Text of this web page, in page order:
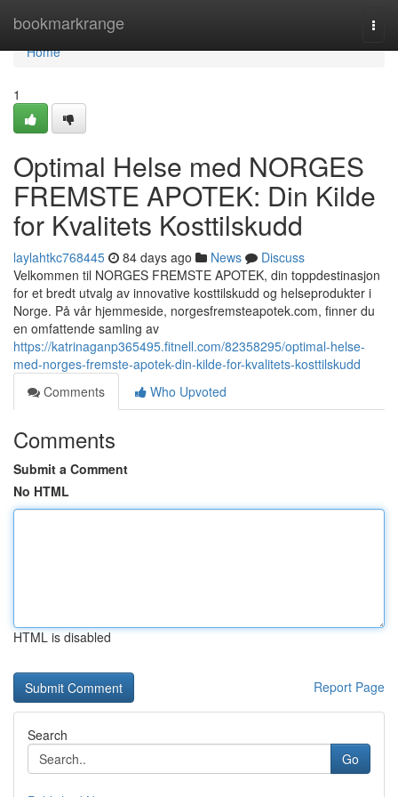
bookmarkrange
Home
Home
1
Optimal Helse med NORGES
FREMSTE APOTEK: Din Kilde
for Kvalitets Kosttilskudd
laylahtkc768445 84 days ago News
Discuss
Velkommen til NORGES FREMSTE APOTEK, din toppdestinasjon
for et bredt utvalg av innovative kosttilskudd og helseprodukter i
Norge. På vår hjemmeside, norgesfremsteapotek.com, finner du
en omfattende samling av
https://katrinaganp365495.fitnell.com/82358295/optimal-helse-
med-norges-fremste-apotek-din-kilde-for-kvalitets-kosttilskudd
Comments
Who Upvoted
Comments
Submit a Comment
No HTML
HTML is disabled
Report Page
Search
Go